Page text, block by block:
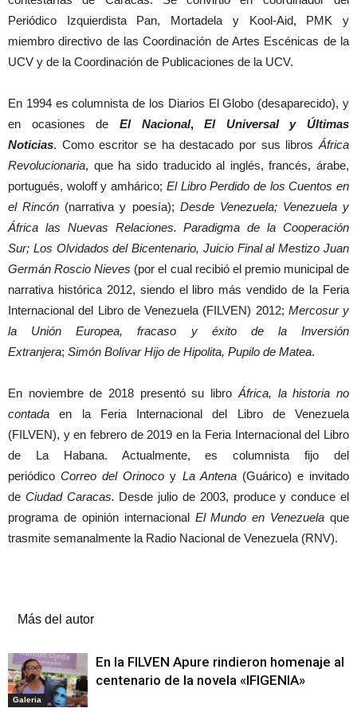
Periódico Izquierdista Pan, Mortadela y Kool-Aid, PMK y
miembro directivo de las Coordinación de Artes Escénicas de la
UCV y de la Coordinación de Publicaciones de la UCV.
En 1994 es columnista de los Diarios El Globo (desaparecido), y
en ocasiones de El Nacional,El
Universal y Últimas
Noticias. Como escritor se ha destacado por sus libros África
Revolucionaria, que ha sido traducido al inglés, francés, árabe,
portugués, woloff y amhárico; El Libro Perdido de los Cuentos en
el Rincón (narrativa y poesía); Desde Venezuela; Venezuela y
África las Nuevas Relaciones. Paradigma de la Cooperación
Sur; Los Olvidados del Bicentenario, Juicio Final al Mestizo Juan
Germán Roscio Nieves (por el cual recibió el premio municipal de
narrativa histórica 2012, siendo el libro más vendido de la Feria
Internacional del Libro de Venezuela (FILVEN) 2012; Mercosur y
la Unión Europea, fracaso y éxito de la Inversión
Extranjera; Simón Bolívar Hijo de Hipolita, Pupilo de Matea.
En noviembre de 2018 presentó su libro África, la historia no
contada en la Feria Internacional del Libro de Venezuela
(FILVEN), y en febrero de 2019 en la Feria Internacional del Libro
de La Habana. Actualmente, es columnista fijo del
periódicoCorreo del Orinoco y La Antena(Guárico) e invitado
de Ciudad Caracas. Desde julio de 2003, produce y conduce el
programa de opinión internacional El Mundo en Venezuela que
trasmite semanalmente la Radio Nacional de Venezuela (RNV).
Más del autor
Galeria
En la FILVEN Apure rindieron homenaje al
centenario de la novela «IFIGENIA»